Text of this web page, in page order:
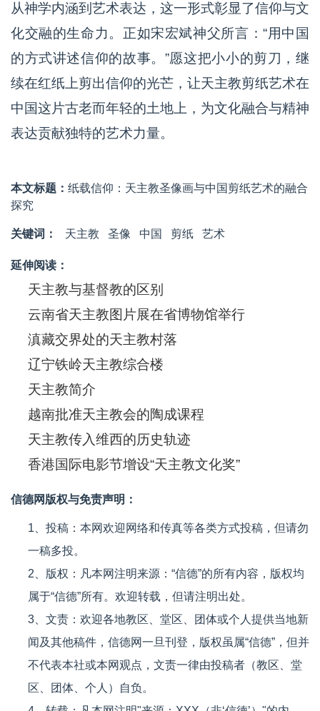
从神学内涵到艺术表达，这一形式彰显了信仰与文
化交融的生命力。正如宋宏斌神父所言：“用中国
的方式讲述信仰的故事。”愿这把小小的剪刀，继
续在红纸上剪出信仰的光芒，让天主教剪纸艺术在
中国这片古老而年轻的土地上，为文化融合与精神
表达贡献独特的艺术力量。
本文标题： 纸载信仰：天主教圣像画与中国剪纸艺术的融合
探究
关键词： 天主教 圣像 中国 剪纸 艺术
延伸阅读：
天主教与基督教的区别
云南省天主教图片展在省博物馆举行
滇藏交界处的天主教村落
辽宁铁岭天主教综合楼
天主教简介
越南批准天主教会的陶成课程
天主教传入维西的历史轨迹
香港国际电影节增设“天主教文化奖”
信德网版权与免责声明：
1、投稿：本网欢迎网络和传真等各类方式投稿，但请勿
一稿多投。
2、版权：凡本网注明来源：“信德”的所有内容，版权均
属于“信德”所有。欢迎转载，但请注明出处。
3、文责：欢迎各地教区、堂区、团体或个人提供当地新
闻及其他稿件，信德网一旦刊登，版权虽属“信德”，但并
不代表本社或本网观点，文责一律由投稿者（教区、堂
区、团体、个人）自负。